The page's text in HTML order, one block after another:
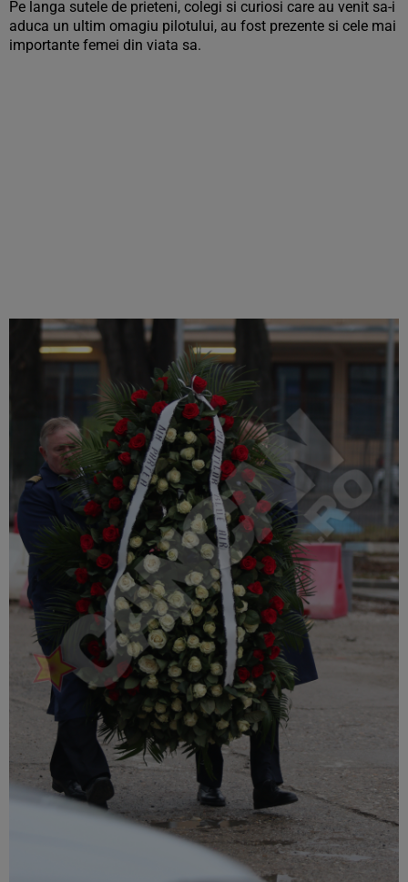
Pe langa sutele de prieteni, colegi si curiosi care au venit sa-i
aduca un ultim omagiu pilotului, au fost prezente si cele mai
importante femei din viata sa.